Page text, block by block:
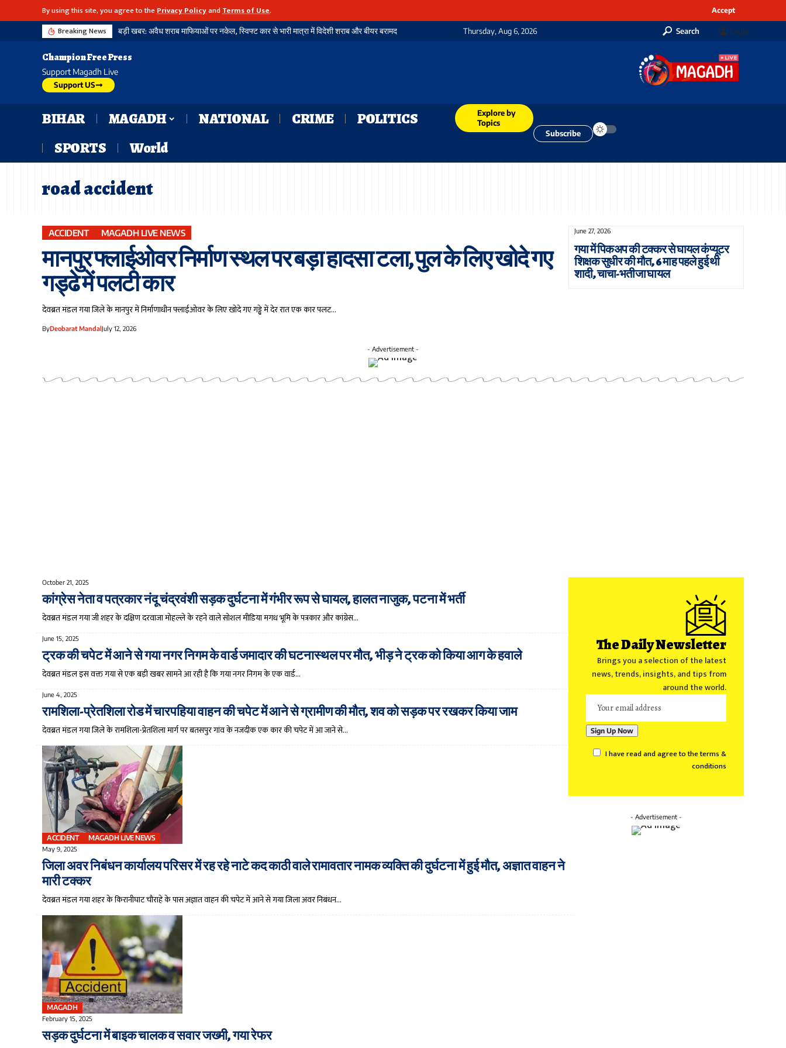
By using this site, you agree to thePrivacy PolicyandTerms of Use. Accept
Breaking News बड़ी खबर: अवैध शराब माफियाओं पर नकेल, स्विफ्ट कार से भारी मात्रा में विदेशी शराब और बीयर बरामद Thursday, Aug 6, 2026 Search Login
Champion Free Press
Support Magadh Live
Support US
BIHAR MAGADH NATIONAL CRIME
POLITICS
SPORTS
World
Explore by
Topics
Subscribe
road accident
ACCIDENT MAGADH LIVE NEWS
मानपुर फ्लाईओवर निर्माण स्थल पर बड़ा हादसा टला, पुल के लिए खोदे गए
गड्ढे में पलटी कार
देवब्रत मंडल गया जिले के मानपुर में निर्माणाधीन फ्लाईओवर के लिए खोदे गए गड्ढे में देर रात एक कार पलट…
ByDeobarat MandalJuly 12, 2026
June 27, 2026
गया में पिकअप की टक्कर से घायल कंप्यूटर
शिक्षक सुधीर की मौत, 6 माह पहले हुई थी
शादी, चाचा-भतीजा घायल
- Advertisement -
October 21, 2025
कांग्रेस नेता व पत्रकार नंदू चंद्रवंशी सड़क दुर्घटना में गंभीर रूप से घायल, हालत नाजुक, पटना में भर्ती
देवब्रत मंडल गया जी शहर के दक्षिण दरवाजा मोहल्ले के रहने वाले सोशल मीडिया मगध भूमि के पत्रकार और कांग्रेस…
June 15, 2025
ट्रक की चपेट में आने से गया नगर निगम के वार्ड जमादार की घटनास्थल पर मौत, भीड़ ने ट्रक को किया आग के हवाले
देवब्रत मंडल इस वक्त गया से एक बड़ी खबर सामने आ रही है कि गया नगर निगम के एक वार्ड…
June 4, 2025
रामशिला-प्रेतशिला रोड में चारपहिया वाहन की चपेट में आने से ग्रामीण की मौत, शव को सड़क पर रखकर किया जाम
देवब्रत मंडल गया जिले के रामशिला-प्रेतशिला मार्ग पर बतसपुर गांव के नजदीक एक कार की चपेट में आ जाने से…
ACCIDENT MAGADH LIVE NEWS
May 9, 2025
जिला अवर निबंधन कार्यालय परिसर में रह रहे नाटे कद काठी वाले रामावतार नामक व्यक्ति की दुर्घटना में हुई मौत, अज्ञात वाहन ने
मारी टक्कर
देवब्रत मंडल गया शहर के किरानीघाट चौराहे के पास अज्ञात वाहन की चपेट में आने से गया जिला अवर निबंधन…
MAGADH
February 15, 2025
सड़क दुर्घटना में बाइक चालक व सवार जख्मी, गया रेफर
The Daily Newsletter
Brings you a selection of the latest
news, trends, insights, and tips from
around the world.
I have read and agree to the terms &
conditions
- Advertisement -